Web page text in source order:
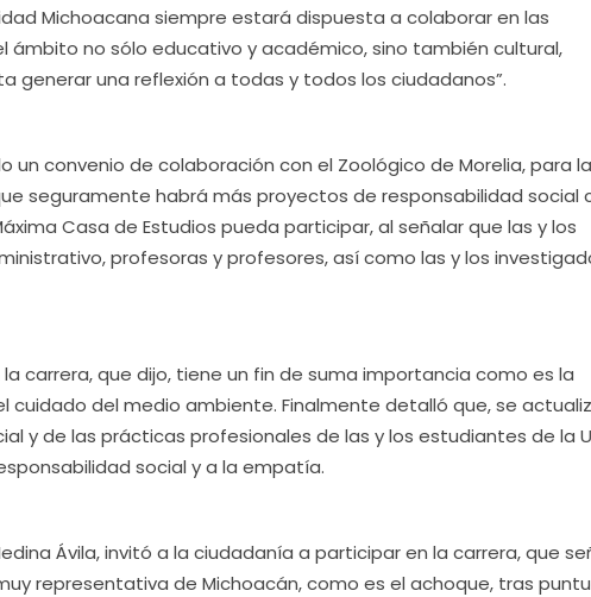
Michoacana siempre estará dispuesta a colaborar en las
ámbito no sólo educativo y académico, sino también cultural,
generar una reflexión a todas y todos los ciudadanos”.
un convenio de colaboración con el Zoológico de Morelia, para la
seguramente habrá más proyectos de responsabilidad social
Casa de Estudios pueda participar, al señalar que las y los
profesoras y profesores, así como las y los
carrera, que dijo, tiene un fin de suma importancia como es la
cuidado del medio ambiente. Finalmente detalló que, se
y de las prácticas profesionales de las y los estudiantes de la
social y a la empatía.
Ávila, invitó a la ciudadanía a participar en la carrera, que
representativa de Michoacán, como es el achoque, tras